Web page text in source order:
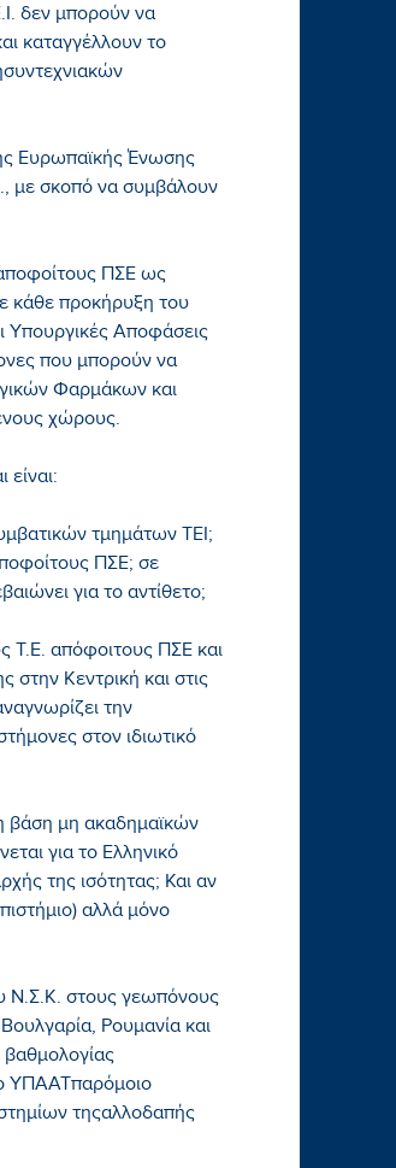
δεν μπορούν να
καταγγέλλουν το
Ευρωπαϊκής Ένωσης
με σκοπό να συμβάλουν
ΠΣΕ ως
κάθε προκήρυξη του
Υπουργικές Αποφάσεις
που μπορούν να
Φαρμάκων και
χώρους.
τμημάτων ΤΕΙ;
ΠΣΕ; σε
για το αντίθετο;
Τ.Ε. απόφοιτους ΠΣΕ και
στην Κεντρική και στις
την
στον ιδιωτικό
βάση μη ακαδημαϊκών
για το Ελληνικό
της ισότητας; Και αν
αλλά μόνο
Ν.Σ.Κ. στους γεωπόνους
Ρουμανία και
βαθμολογίας
ΥΠΑΑΤπαρόμοιο
τηςαλλοδαπής